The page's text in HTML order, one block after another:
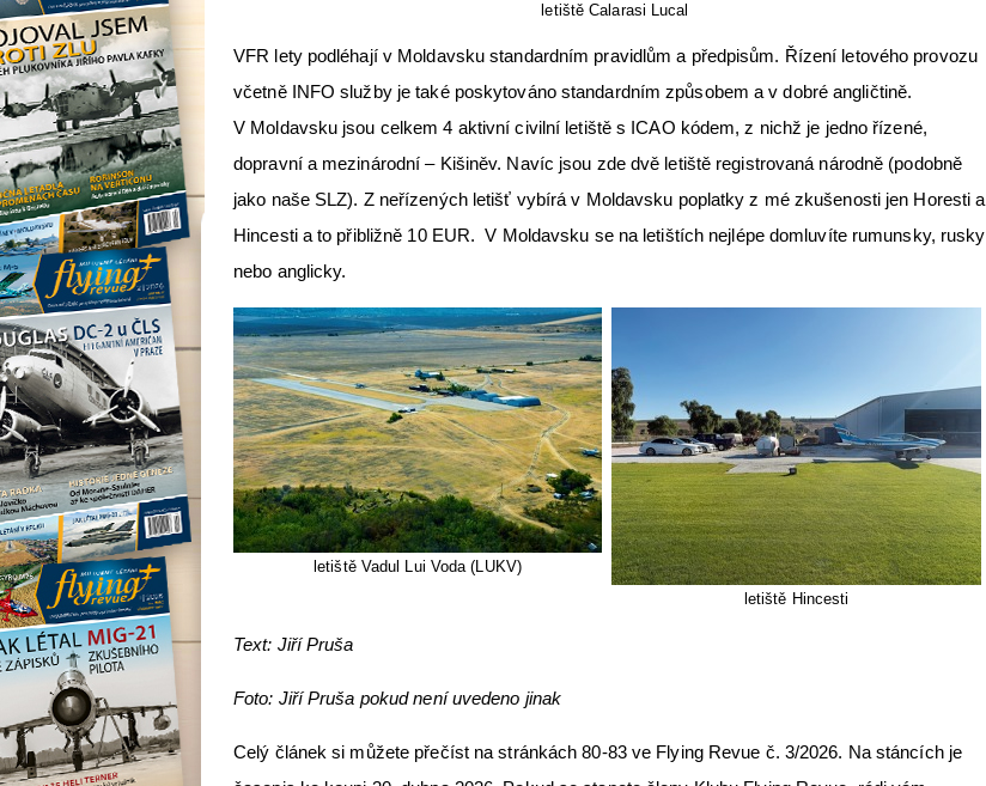
letiště Calarasi Lucal
VFR lety podléhají v Moldavsku standardním pravidlům a předpisům. Řízení letového provozu
včetně INFO služby je také poskytováno standardním způsobem a v dobré angličtině.
V Moldavsku jsou celkem 4 aktivní civilní letiště s ICAO kódem, z nichž je jedno řízené,
dopravní a mezinárodní – Kišiněv. Navíc jsou zde dvě letiště registrovaná národně (podobně
jako naše SLZ). Z neřízených letišť vybírá v Moldavsku poplatky z mé zkušenosti jen Horesti a
Hincesti a to přibližně 10 EUR. V Moldavsku se na letištích nejlépe domluvíte rumunsky, rusky
nebo anglicky.
letiště Vadul Lui Voda (LUKV)
letiště Hincesti
Text: Jiří Pruša
Foto: Jiří Pruša pokud není uvedeno jinak
Celý článek si můžete přečíst na stránkách 80-83 ve Flying Revue č. 3/2026. Na stáncích je